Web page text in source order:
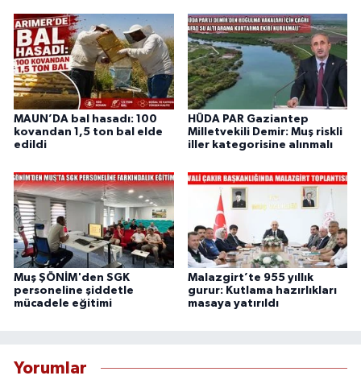
MAUN’DA bal hasadı: 100
kovandan 1,5 ton bal elde
edildi
HÜDA PAR Gaziantep
Milletvekili Demir: Muş riskli
iller kategorisine alınmalı
Muş ŞÖNİM'den SGK
personeline şiddetle
mücadele eğitimi
Malazgirt’te 955 yıllık
gurur: Kutlama hazırlıkları
masaya yatırıldı
Yorumlar